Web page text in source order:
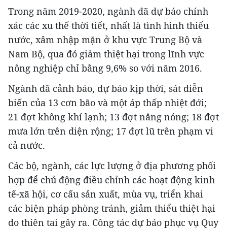
Trong năm 2019-2020, ngành đã dự báo chính
xác các xu thế thời tiết, nhất là tình hình thiếu
nước, xâm nhập mặn ở khu vực Trung Bộ và
Nam Bộ, qua đó giảm thiệt hại trong lĩnh vực
nông nghiệp chỉ bằng 9,6% so với năm 2016.
Ngành đã cảnh báo, dự báo kịp thời, sát diễn
biến của 13 cơn bão và một áp thấp nhiệt đới;
21 đợt không khí lạnh; 13 đợt nắng nóng; 18 đợt
mưa lớn trên diện rộng; 17 đợt lũ trên phạm vi
cả nước.
Các bộ, ngành, các lực lượng ở địa phương phối
hợp để chủ động điều chỉnh các hoạt động kinh
tế-xã hội, cơ cấu sản xuất, mùa vụ, triển khai
các biện pháp phòng tránh, giảm thiểu thiệt hại
do thiên tai gây ra. Công tác dự báo phục vụ Quy